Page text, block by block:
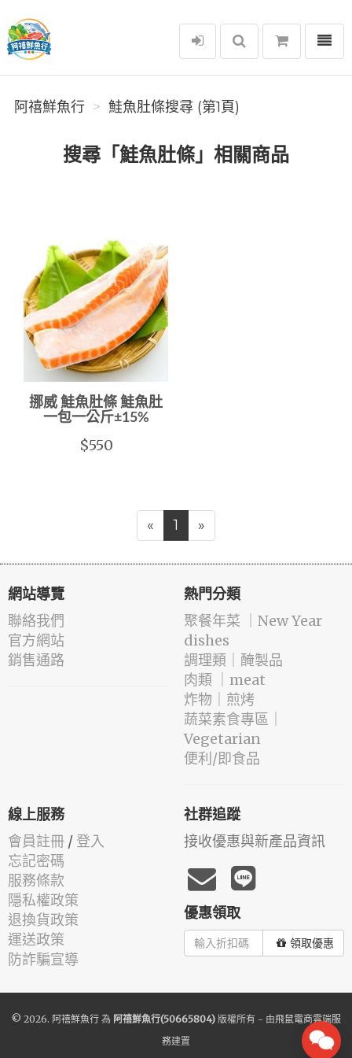
阿禧鮮魚行
選單
阿禧鮮魚行 鮭魚肚條搜尋 (第1頁)
搜尋「鮭魚肚條」相關商品
挪威 鮭魚肚條 鮭魚肚
一包一公斤±15%
$550
« 1 »
網站導覽
聯絡我們
官方網站
銷售通路
熱門分類
️聚餐年菜 ｜New Year
dishes
️調理類｜醃製品
肉類 ｜meat
️炸物｜煎烤
蔬菜素食專區｜
Vegetarian
便利/即食品
線上服務
會員註冊 / 登入
忘記密碼
服務條款
隱私權政策
退換貨政策
運送政策
防詐騙宣導
社群追蹤
接收優惠與新產品資訊
優惠領取
領取優惠
© 2026. 阿禧鮮魚行為 阿禧鮮魚行(50665804)版權所有 - 由飛鼠電商雲端服
務建置